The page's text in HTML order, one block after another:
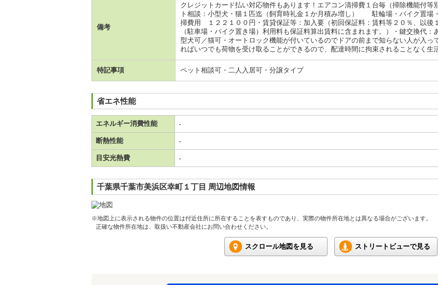
備考
クレジットカード払い対応物件もあります！エアコン清掃費１台毎（掃除機能
ト相談：小型犬・猫１匹迄（飼育時礼金１か月積み増し） 駐輪場・バイク置
掃費用 １２２１００円・賃貸保証等：加入要（初回保証料：賃料等２０％、以
（駐車場・バイク置き場）利用料も保証料算出賃料に含まれます。）・鍵交換代
型犬可／猫可・オートロック機能が付いているのでドアの前まで知らない人が入っ
ればいつでも荷物を受け取ることができるので、配達時間に拘束されることなく生
特記事項 ペット相談可・二人入居可・分譲タイプ
省エネ性能
エネルギー消費性能 -
断熱性能 -
目安光熱費 -
千葉県千葉市美浜区幸町１丁目 周辺地図情報
※地図上に表示される物件の位置は付近住所に所在することを表すものであり、実際の物件所在地とは異なる場合がございます。
正確な物件所在地は、取扱い不動産会社にお問い合わせください。
スクロール地図を見る ストリートビューで見る